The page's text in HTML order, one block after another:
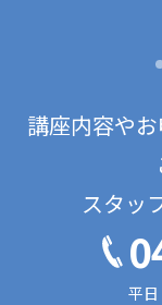
講座内容や
スタッ
平